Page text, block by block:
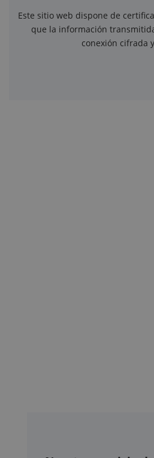
Este sitio web dispone de
que la información
conexión cifrada